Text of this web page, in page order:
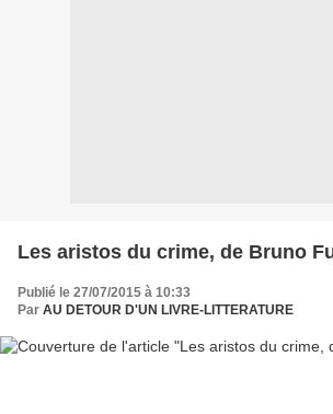
Les aristos du crime, de Bruno
Publié le 27/07/2015 à 10:33
Par AU DETOUR D'UN LIVRE-LITTERATURE